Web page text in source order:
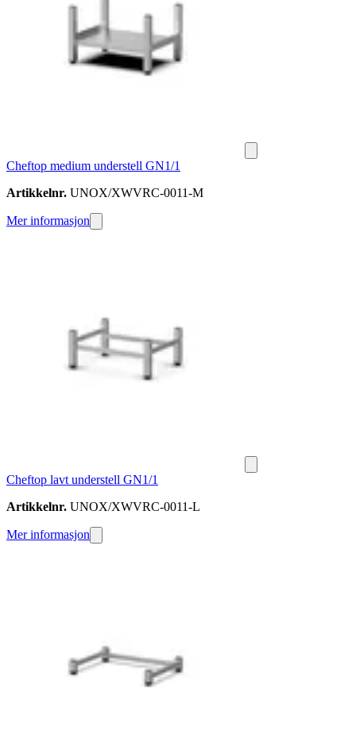
Cheftop medium understell GN1/1
Artikkelnr. UNOX/XWVRC-0011-M
Mer informasjon
Cheftop lavt understell GN1/1
Artikkelnr. UNOX/XWVRC-0011-L
Mer informasjon